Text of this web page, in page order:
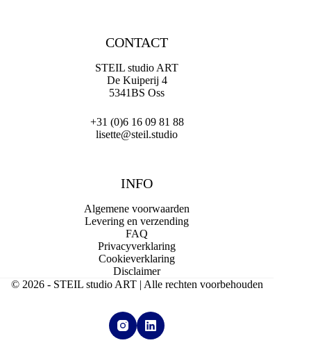
CONTACT
STEIL studio ART
De Kuiperij 4
5341BS Oss
+31 (0)6 16 09 81 88
lisette@steil.studio
INFO
Algemene voorwaarden
Levering en verzending
FAQ
Privacyverklaring
Cookieverklaring
Disclaimer
© 2026 - STEIL studio ART | Alle rechten voorbehouden